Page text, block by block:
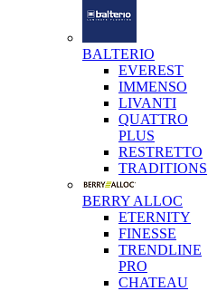
BALTERIO
EVEREST
IMMENSO
LIVANTI
QUATTRO
PLUS
RESTRETTO
TRADITIONS
BERRY ALLOC
ETERNITY
FINESSE
TRENDLINE
PRO
CHATEAU